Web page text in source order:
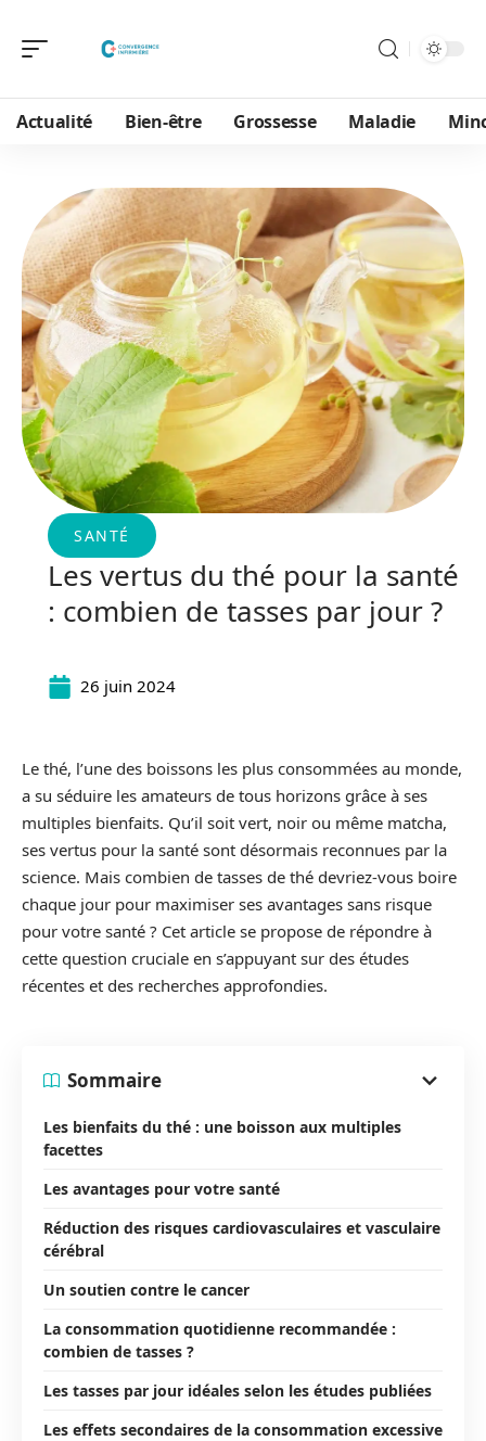
Actualité Bien-être Grossesse Maladie
SANTÉ
Les vertus du thé pour la santé
: combien de tasses par jour ?
26 juin 2024
Le thé, l’une des boissons les plus consommées au monde,
a su séduire les amateurs de tous horizons grâce à ses
multiples bienfaits. Qu’il soit vert, noir ou même matcha,
ses vertus pour la santé sont désormais reconnues par la
science. Mais combien de tasses de thé devriez-vous boire
chaque jour pour maximiser ses avantages sans risque
pour votre santé ? Cet article se propose de répondre à
cette question cruciale en s’appuyant sur des études
récentes et des recherches approfondies.
Sommaire
Les bienfaits du thé : une boisson aux multiples
facettes
Les avantages pour votre santé
Réduction des risques cardiovasculaires et vasculaire
cérébral
Un soutien contre le cancer
La consommation quotidienne recommandée :
combien de tasses ?
Les tasses par jour idéales selon les études publiées
Les effets secondaires de la consommation excessive